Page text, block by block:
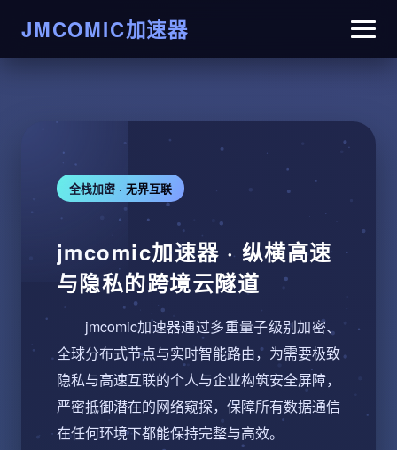
JMCOMIC加速器
全栈加密 · 无界互联
jmcomic加速器 · 纵横高速
与隐私的跨境云隧道
jmcomic加速器通过多重量子级别加密、
全球分布式节点与实时智能路由，为需要极致
隐私与高速互联的个人与企业构筑安全屏障，
严密抵御潜在的网络窥探，保障所有数据通信
在任何环境下都能保持完整与高效。